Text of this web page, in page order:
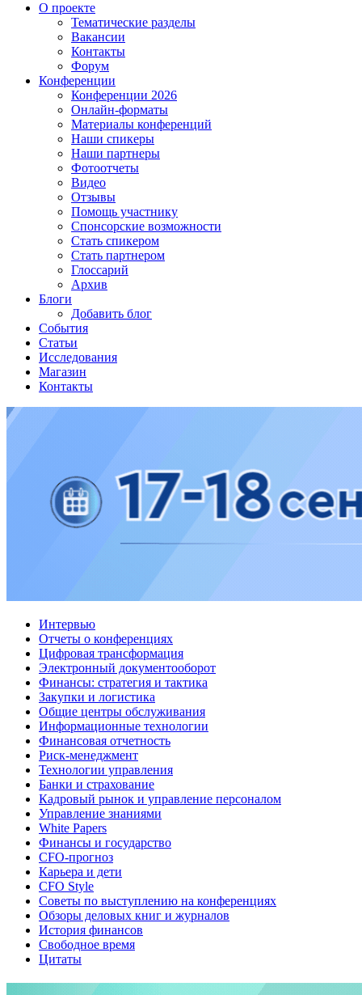
О проекте
Тематические разделы
Вакансии
Контакты
Форум
Конференции
Конференции 2026
Онлайн-форматы
Материалы конференций
Наши спикеры
Наши партнеры
Фотоотчеты
Видео
Отзывы
Помощь участнику
Спонсорские возможности
Стать спикером
Стать партнером
Глоссарий
Архив
Блоги
Добавить блог
События
Статьи
Исследования
Магазин
Контакты
Интервью
Отчеты о конференциях
Цифровая трансформация
Электронный документооборот
Финансы: стратегия и тактика
Закупки и логистика
Общие центры обслуживания
Информационные технологии
Финансовая отчетность
Риск-менеджмент
Технологии управления
Банки и страхование
Кадровый рынок и управление персоналом
Управление знаниями
White Papers
Финансы и государство
CFO-прогноз
Карьера и дети
CFO Style
Советы по выступлению на конференциях
Обзоры деловых книг и журналов
История финансов
Свободное время
Цитаты